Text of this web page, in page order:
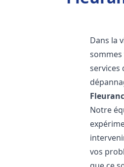
Dans la
services
Notre
vos